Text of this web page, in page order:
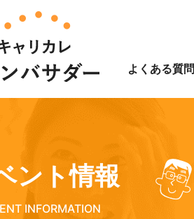
よくある質問
ント情報
INFORMATION